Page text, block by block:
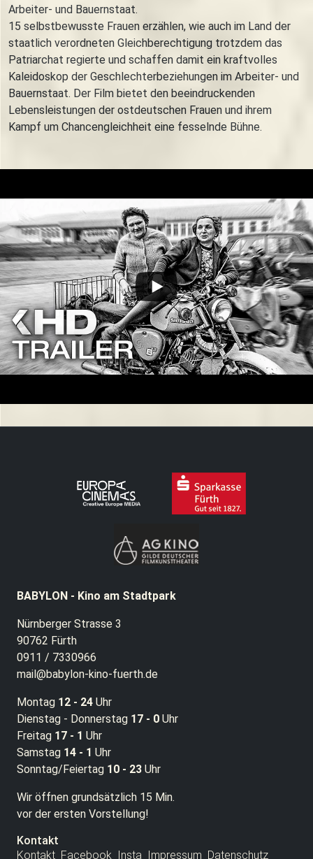
Arbeiter- und Bauernstaat.
15 selbstbewusste Frauen erzählen, wie auch im Land der
staatlich verordneten Gleichberechtigung trotzdem das
Patriarchat regierte und schaffen damit ein kraftvolles
Kaleidoskop der Geschlechterbeziehungen im Arbeiter- und
Bauernstaat. Der Film bietet den beeindruckenden
Lebensleistungen der ostdeutschen Frauen und ihrem
Kampf um Chancengleichheit eine fesselnde Bühne.
BABYLON - Kino am Stadtpark
Nürnberger Strasse 3
90762 Fürth
0911 / 7330966
mail@babylon-kino-fuerth.de
Montag 12 - 24 Uhr
Dienstag - Donnerstag 17 - 0 Uhr
Freitag 17 - 1 Uhr
Samstag 14 - 1 Uhr
Sonntag/Feiertag 10 - 23 Uhr
Wir öffnen grundsätzlich 15 Min.
vor der ersten Vorstellung!
Kontakt
Kontakt Facebook Insta Impressum Datenschutz